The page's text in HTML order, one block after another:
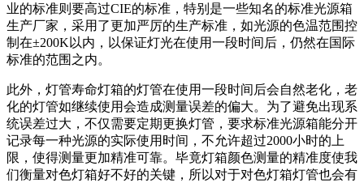
业的标准则要高过CIE的标准，特别是一些知名的标准光源箱
生产厂家，采用了更加严厉的生产标准，如光源的色温范围控
制在±200K以内，以保证灯光在使用一段时间后，仍然在国际
标准的范围之内。
此外，灯管寿命灯箱的灯管在使用一段时间后会自然老化，老
化的灯管如继续使用会造成测量误差的偏大。为了避免出现系
统误差过大，不仅需要定期更换灯管，要求标准光源箱能分开
记录每一种光源的实际使用时间，不允许超过2000小时的上
限，使得测量更加精准可靠。毕竟灯箱颜色测量的精准度使我
们衡量对色灯箱好不好的关键，所以对于对色灯箱灯管也会有